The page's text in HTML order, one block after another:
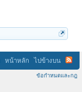
หน้าหลัก ไปข้างบน
ข้อกำหนดและกฎ